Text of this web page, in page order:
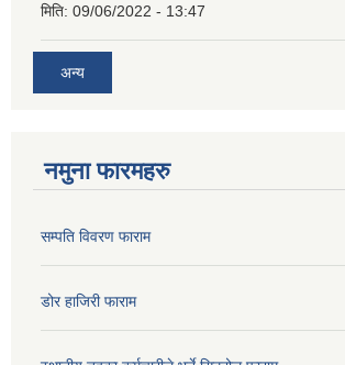
मिति: 09/06/2022 - 13:47
अन्य
नमुना फारमहरु
सम्पति विवरण फाराम
डोर हाजिरी फाराम